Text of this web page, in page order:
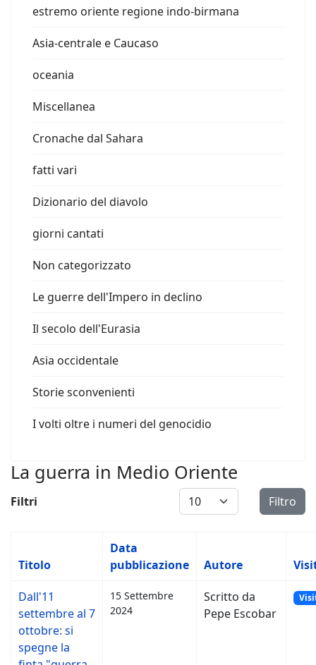
estremo oriente regione indo-birmana
Asia-centrale e Caucaso
oceania
Miscellanea
Cronache dal Sahara
fatti vari
Dizionario del diavolo
giorni cantati
Non categorizzato
Le guerre dell'Impero in declino
Il secolo dell'Eurasia
Asia occidentale
Storie sconvenienti
I volti oltre i numeri del genocidio
La guerra in Medio Oriente
Filtri Visualizza # Filtro
Titolo
Data
pubblicazione
Autore
Dall'11
settembre al 7
ottobre: si
spegne la
15 Settembre
2024
Scritto da
Pepe Escobar